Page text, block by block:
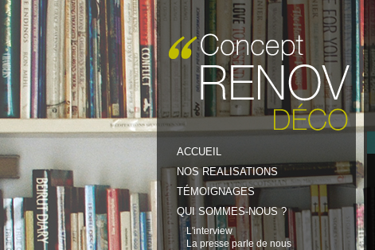
ACCUEIL
NOS REALISATIONS
TÉMOIGNAGES
QUI SOMMES-NOUS ?
L'interview
La presse parle de nous